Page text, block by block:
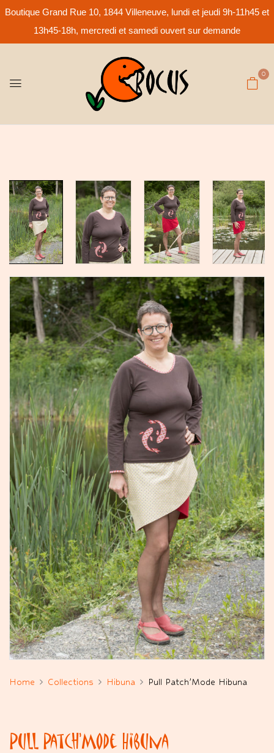
Boutique Grand Rue 10, 1844 Villeneuve, lundi et jeudi 9h-11h45 et
13h45-18h, mercredi et samedi ouvert sur demande
0
Home Collections Hibuna Pull Patch’Mode Hibuna
Pull Patch’Mode Hibuna